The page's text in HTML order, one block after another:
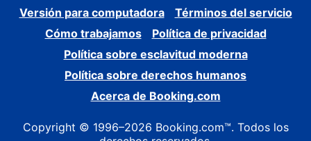
Versión para computadora
Términos del servicio
Cómo trabajamos
Política de privacidad
Política sobre esclavitud moderna
Política sobre derechos humanos
Acerca de Booking.com
Copyright © 1996–2026 Booking.com™. Todos los